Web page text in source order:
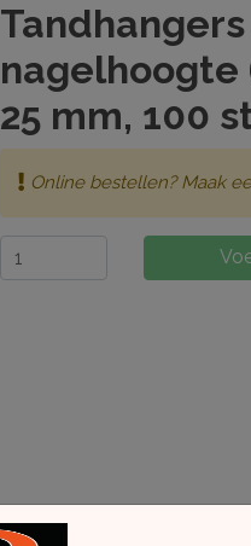
nagelhoogte
25 mm, 100
Online bestellen? Maak